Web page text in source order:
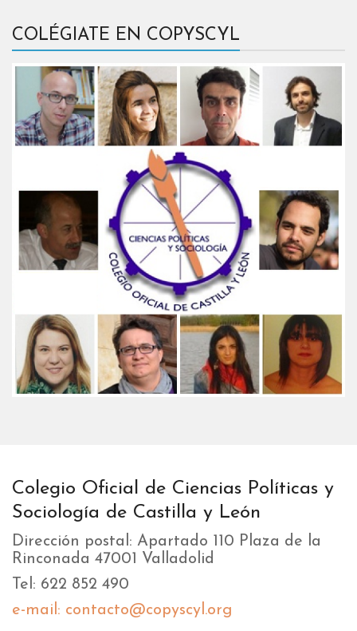
COLÉGIATE EN COPYSCYL
Colegio Oficial de Ciencias Políticas y
Sociología de Castilla y León
Dirección postal: Apartado 110 Plaza de la
Rinconada 47001 Valladolid
Tel: 622 852 490
e-mail: contacto@copyscyl.org